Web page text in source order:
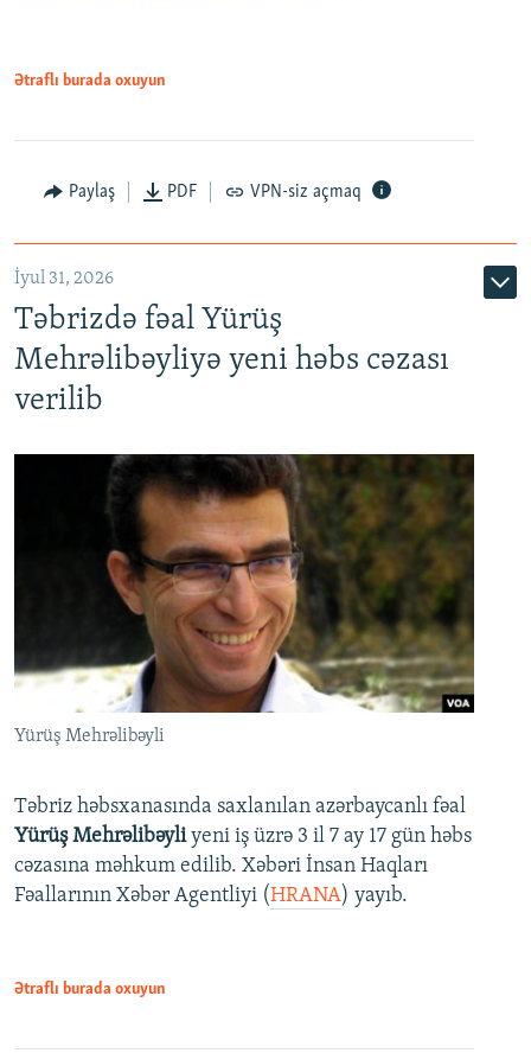
Ətraflı burada oxuyun
Paylaş PDF VPN-siz açmaq
İyul 31, 2026
Təbrizdə fəal Yürüş
Mehrəlibəyliyə yeni həbs cəzası
verilib
Yürüş Mehrəlibəyli
Təbriz həbsxanasında saxlanılan azərbaycanlı fəal
Yürüş Mehrəlibəyliyeni iş üzrə 3 il 7 ay 17 gün həbs
cəzasına məhkum edilib. Xəbəri İnsan Haqları
Fəallarının Xəbər Agentliyi (HRANA) yayıb.
Ətraflı burada oxuyun